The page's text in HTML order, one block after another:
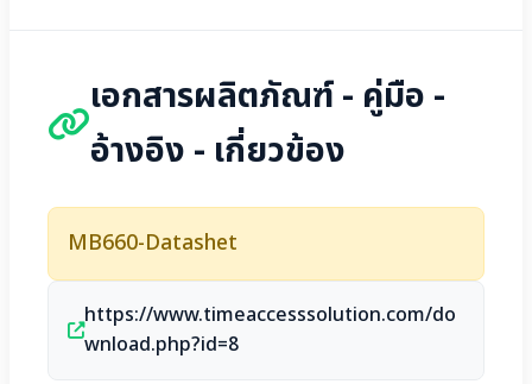
เอกสารผลิตภัณฑ์ - คู่มือ -
อ้างอิง - เกี่ยวข้อง
MB660-Datashet
https://www.timeaccesssolution.com/do
wnload.php?id=8